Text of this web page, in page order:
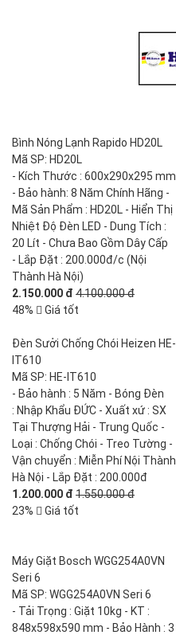
Bình Nóng Lạnh Rapido HD20L
Mã SP: HD20L
- Kích Thước : 600x290x295 mm
- Bảo hành: 8 Năm Chính Hãng -
Mã Sản Phẩm : HD20L - Hiển Thị
Nhiệt Độ Đèn LED - Dung Tích :
20 Lít - Chưa Bao Gồm Dây Cấp
- Lắp Đặt : 200.000đ/c (Nội
Thành Hà Nội)
2.150.000 đ 4.100.000 đ
48%
Giá tốt
Đèn Sưởi Chống Chói Heizen HE-
IT610
Mã SP: HE-IT610
- Bảo hành : 5 Năm - Bóng Đèn
: Nhập Khẩu ĐỨC - Xuất xứ : SX
Tại Thượng Hải - Trung Quốc -
Loại : Chống Chói - Treo Tường -
Vận chuyển : Miễn Phí Nội Thành
Hà Nội - Lắp Đặt : 200.000đ
1.200.000 đ 1.550.000 đ
23%
Giá tốt
Máy Giặt Bosch WGG254A0VN
Seri 6
Mã SP: WGG254A0VN Seri 6
- Tải Trọng : Giặt 10kg - KT :
848x598x590 mm - Bảo Hành : 3